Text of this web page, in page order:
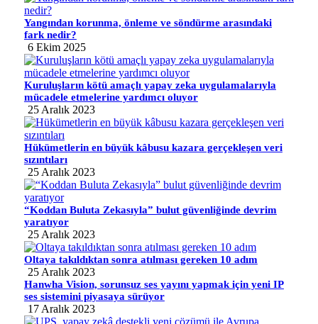
Yangından korunma, önleme ve söndürme arasındaki
fark nedir?
6 Ekim 2025
Kuruluşların kötü amaçlı yapay zeka uygulamalarıyla
mücadele etmelerine yardımcı oluyor
25 Aralık 2023
Hükümetlerin en büyük kâbusu kazara gerçekleşen veri
sızıntıları
25 Aralık 2023
“Koddan Buluta Zekasıyla” bulut güvenliğinde devrim
yaratıyor
25 Aralık 2023
Oltaya takıldıktan sonra atılması gereken 10 adım
25 Aralık 2023
Hanwha Vision, sorunsuz ses yayını yapmak için yeni IP
ses sistemini piyasaya sürüyor
17 Aralık 2023